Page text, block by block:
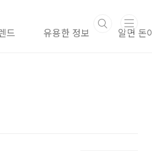
드 유용한 정보 알면 돈